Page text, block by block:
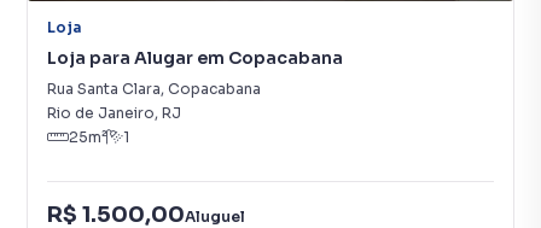
Loja
Loja para Alugar em Copacabana
Rua Santa Clara, Copacabana
Rio de Janeiro, RJ
25m² 1
R$ 1.500,00Aluguel